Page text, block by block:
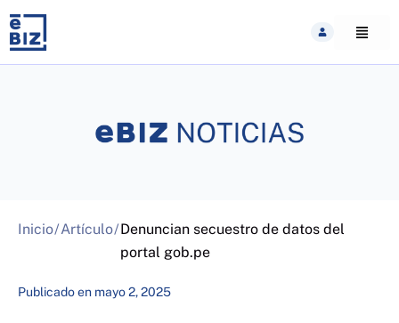
content
Inicio/Artículo/Denuncian secuestro de datos del
portal gob.pe
Publicado en mayo 2, 2025